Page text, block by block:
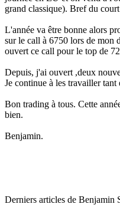
grand classique). Bref du
L'année va être bonne alors
sur le call à 6750 lors de mon
ouvert ce call pour le top de
Depuis, j'ai ouvert ,deux
Je continue à les travailler tant
Bon trading à tous. Cette
bien.
Benjamin.
Derniers articles de Benjamin